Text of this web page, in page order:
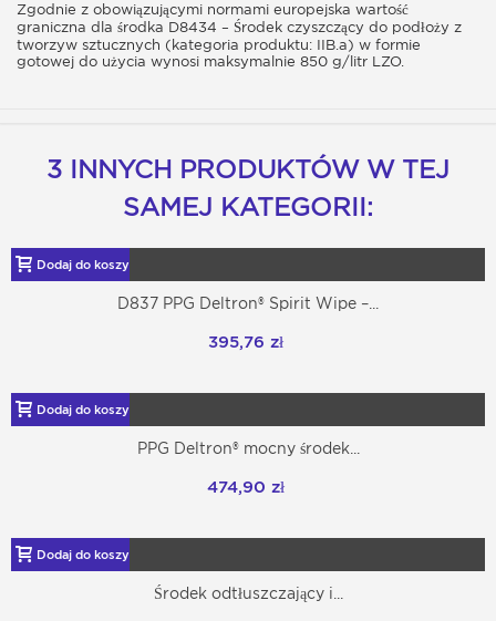
Zgodnie z obowiązującymi normami europejska wartość
graniczna dla środka D8434 – Środek czyszczący do podłoży z
tworzyw sztucznych (kategoria produktu: IIB.a) w formie
gotowej do użycia wynosi maksymalnie 850 g/litr LZO.
3 INNYCH PRODUKTÓW W TEJ
SAMEJ KATEGORII:
Dodaj do koszyka
D837 PPG Deltron® Spirit Wipe –...
395,76 zł
Dodaj do koszyka
PPG Deltron® mocny środek...
474,90 zł
Dodaj do koszyka
Środek odtłuszczający i...